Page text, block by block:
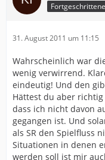
31. August 2011 um 11:15
Wahrscheinlich war
wenig verwirrend.
eindeutig! Und den
Hättest du aber
dass ich nicht davon
gegangen ist. Und
als SR den Spielfluss
Situationen in denen
werden soll ist mir